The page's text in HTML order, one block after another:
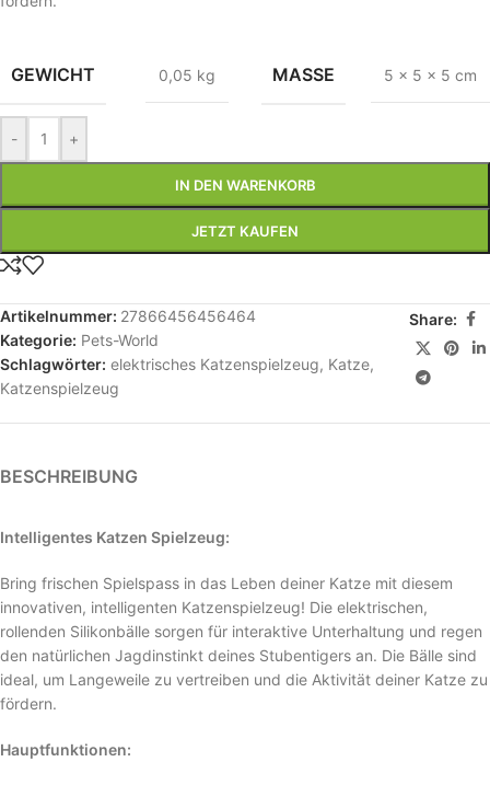
GEWICHT 0,05 kg MASSE 5 × 5 × 5 cm
- +
IN DEN WARENKORB
JETZT KAUFEN
Artikelnummer: 27866456456464
Kategorie: Pets-World
Schlagwörter: elektrisches Katzenspielzeug, Katze,
Katzenspielzeug
Share:
BESCHREIBUNG
Intelligentes Katzen Spielzeug:
Bring frischen Spielspass in das Leben deiner Katze mit diesem
innovativen, intelligenten Katzenspielzeug! Die elektrischen,
rollenden Silikonbälle sorgen für interaktive Unterhaltung und regen
den natürlichen Jagdinstinkt deines Stubentigers an. Die Bälle sind
ideal, um Langeweile zu vertreiben und die Aktivität deiner Katze zu
fördern.
Hauptfunktionen: